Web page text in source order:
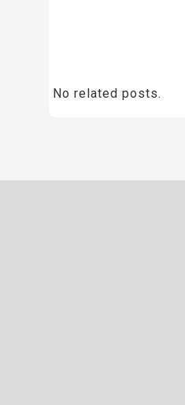
No related posts.